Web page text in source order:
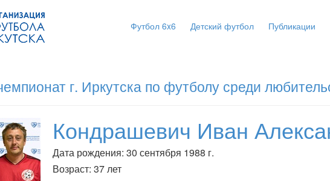
Футбол 6x6 Детский футбол Публикации
г. Иркутска по футболу среди
Кондрашевич Иван
Дата рождения: 30 сентября 1988 г.
Возраст: 37 лет